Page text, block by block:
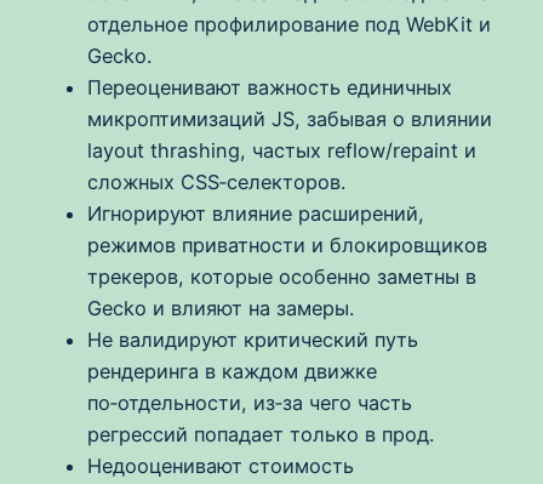
отдельное профилирование под WebKit и
Gecko.
Переоценивают важность единичных
микроптимизаций JS, забывая о влиянии
layout thrashing, частых reflow/repaint и
сложных CSS‑селекторов.
Игнорируют влияние расширений,
режимов приватности и блокировщиков
трекеров, которые особенно заметны в
Gecko и влияют на замеры.
Не валидируют критический путь
рендеринга в каждом движке
по‑отдельности, из‑за чего часть
регрессий попадает только в прод.
Недооценивают стоимость